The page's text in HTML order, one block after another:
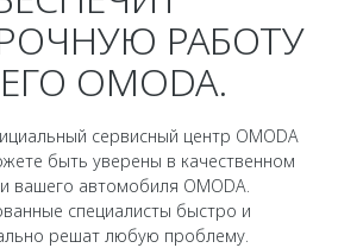
поддержка
РАБОТУ
OMODA.
сервисный центр OMODA
быть уверены в качественном
вашего автомобиля OMODA.
специалисты быстро и
решат любую проблему.